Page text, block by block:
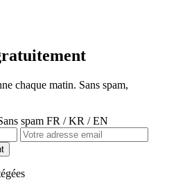
chaque matin. Sans spam,
spam FR / KR / EN